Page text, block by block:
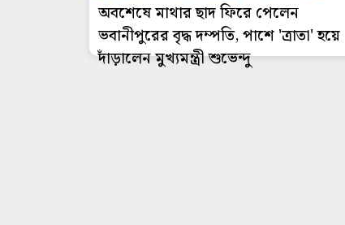
অবশেষে মাথার ছাদ ফিরে পেলেন
ভবানীপুরের বৃদ্ধ দম্পতি, পাশে 'ত্রাতা' হয়ে
দাঁড়ালেন মুখ্যমন্ত্রী শুভেন্দু